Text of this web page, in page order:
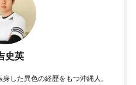
史英
した異色の経歴をもつ沖縄人。